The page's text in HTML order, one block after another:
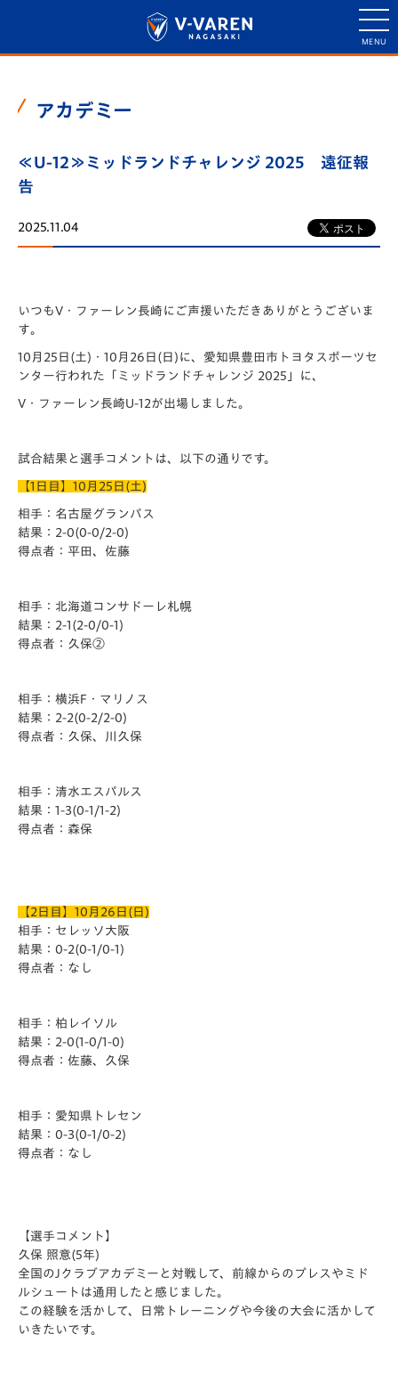
アカデミー
≪U-12≫ミッドランドチャレンジ 2025 遠征報
告
2025.11.04
いつもV・ファーレン長崎にご声援いただきありがとうございま
す。
10月25日(土)・10月26日(日)に、愛知県豊田市トヨタ スポーツセ
ンター行われた「ミッドランドチャレンジ 2025」に、
V・ファーレン長崎U-12が出場しました。
試合結果と選手コメントは、以下の通りです。
【1日目】10月25日(土)
相手：名古屋グランパス
結果：2-0(0-0/2-0)
得点者：平田、佐藤
相手：北海道コンサドーレ札幌
結果：2-1(2-0/0-1)
得点者：久保②
相手：横浜F・マリノス
結果：2-2(0-2/2-0)
得点者：久保、川久保
相手：清水エスパルス
結果：1-3(0-1/1-2)
得点者：森保
【2日目】10月26日(日)
相手：セレッソ大阪
結果：0-2(0-1/0-1)
得点者：なし
相手：柏レイソル
結果：2-0(1-0/1-0)
得点者：佐藤、久保
相手：愛知県トレセン
結果：0-3(0-1/0-2)
得点者：なし
【選手コメント】
久保 照意(5年)
全国のJクラブアカデミーと対戦して、前線からのプレスやミド
ル シュートは通用したと感じました。
この経験を活かして、日常トレーニングや今後の大会に活かして
い きたいです。